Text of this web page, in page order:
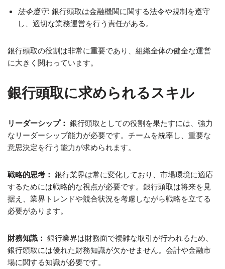
法令遵守: 銀行頭取は金融機関に関する法令や規制を遵守
し、適切な業務運営を行う責任がある。
銀行頭取の役割は非常に重要であり、組織全体の健全な運営
に大きく関わっています。
銀行頭取に求められるスキル
リーダーシップ： 銀行頭取としての役割を果たすには、強力
なリーダーシップ能力が必要です。チームを統率し、重要な
意思決定を行う能力が求められます。
戦略的思考： 銀行業界は常に変化しており、市場環境に適応
するためには戦略的な視点が必要です。銀行頭取は将来を見
据え、業界トレンドや競合状況を考慮しながら戦略を立てる
必要があります。
財務知識： 銀行業界は財務面で複雑な取引が行われるため、
銀行頭取には優れた財務知識が欠かせません。会計や金融市
場に関する知識が必要です。